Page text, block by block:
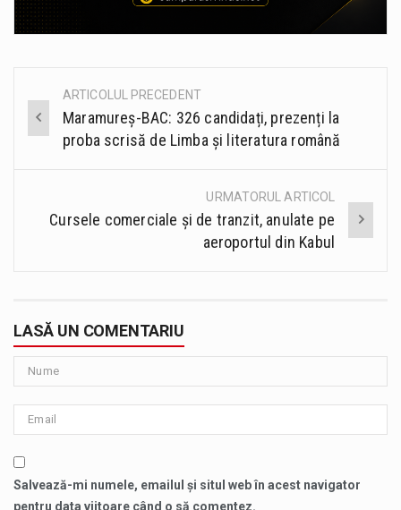
Post
navigation
ARTICOLUL PRECEDENT
Maramureș-BAC: 326 candidați, prezenți la
proba scrisă de Limba și literatura română
URMATORUL ARTICOL
Cursele comerciale și de tranzit, anulate pe
aeroportul din Kabul
LASĂ UN COMENTARIU
Salvează-mi numele, emailul și situl web în acest navigator
pentru data viitoare când o să comentez.